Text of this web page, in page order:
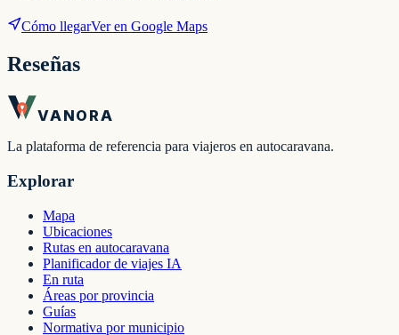
Cómo llegarVer en Google Maps
Reseñas
VANORA
La plataforma de referencia para viajeros en autocaravana.
Explorar
Mapa
Ubicaciones
Rutas en autocaravana
Planificador de viajes IA
En ruta
Áreas por provincia
Guías
Normativa por municipio